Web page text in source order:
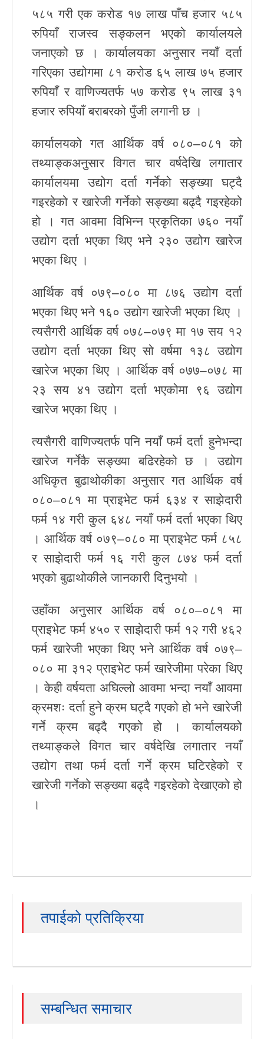
५८५ गरी एक करोड १७ लाख पाँच हजार ५८५
रुपियाँ राजस्व सङ्कलन भएको कार्यालयले
जनाएको छ । कार्यालयका अनुसार नयाँ दर्ता
गरिएका उद्योगमा ८१ करोड ६५ लाख ७५ हजार
रुपियाँ र वाणिज्यतर्फ ५७ करोड ९५ लाख ३१
हजार रुपियाँ बराबरको पुँजी लगानी छ ।
कार्यालयको गत आर्थिक वर्ष ०८०–०८१ को
तथ्याङ्कअनुसार विगत चार वर्षदेखि लगातार
कार्यालयमा उद्योग दर्ता गर्नेको सङ्ख्या घट्दै
गइरहेको र खारेजी गर्नेको सङ्ख्या बढ्दै गइरहेको
हो । गत आवमा विभिन्न प्रकृतिका ७६० नयाँ
उद्योग दर्ता भएका थिए भने २३० उद्योग खारेज
भएका थिए ।
आर्थिक वर्ष ०७९–०८० मा ८७६ उद्योग दर्ता
भएका थिए भने १६० उद्योग खारेजी भएका थिए ।
त्यसैगरी आर्थिक वर्ष ०७८–०७९ मा १७ सय १२
उद्योग दर्ता भएका थिए सो वर्षमा १३८ उद्योग
खारेज भएका थिए । आर्थिक वर्ष ०७७–०७८ मा
२३ सय ४१ उद्योग दर्ता भएकोमा ९६ उद्योग
खारेज भएका थिए ।
त्यसैगरी वाणिज्यतर्फ पनि नयाँ फर्म दर्ता हुनेभन्दा
खारेज गर्नेकै सङ्ख्या बढिरहेको छ । उद्योग
अधिकृत बुढाथोकीका अनुसार गत आर्थिक वर्ष
०८०–०८१ मा प्राइभेट फर्म ६३४ र साझेदारी
फर्म १४ गरी कुल ६४८ नयाँ फर्म दर्ता भएका थिए
। आर्थिक वर्ष ०७९–०८० मा प्राइभेट फर्म ८५८
र साझेदारी फर्म १६ गरी कुल ८७४ फर्म दर्ता
भएको बुढाथोकीले जानकारी दिनुभयो ।
उहाँका अनुसार आर्थिक वर्ष ०८०–०८१ मा
प्राइभेट फर्म ४५० र साझेदारी फर्म १२ गरी ४६२
फर्म खारेजी भएका थिए भने आर्थिक वर्ष ०७९–
०८० मा ३१२ प्राइभेट फर्म खारेजीमा परेका थिए
। केही वर्षयता अघिल्लो आवमा भन्दा नयाँ आवमा
क्रमशः दर्ता हुने क्रम घट्दै गएको हो भने खारेजी
गर्ने क्रम बढ्दै गएको हो । कार्यालयको
तथ्याङ्कले विगत चार वर्षदेखि लगातार नयाँ
उद्योग तथा फर्म दर्ता गर्ने क्रम घटिरहेको र
खारेजी गर्नेको सङ्ख्या बढ्दै गइरहेको देखाएको हो
।
तपाईको प्रतिक्रिया
सम्बन्धित समाचार